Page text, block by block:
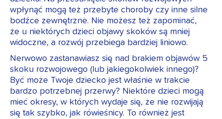
wpłynąć mogą też przebyte choroby czy inne silne
bodźce zewnętrzne. Nie możesz też zapominać,
że u niektórych dzieci objawy skoków są mniej
widoczne, a rozwój przebiega bardziej liniowo.
Nerwowo zastanawiasz się nad brakiem objawów 5
skoku rozwojowego (lub jakiegokolwiek innego)?
Być może Twoje dziecko jest właśnie w trakcie
bardzo potrzebnej przerwy? Niektóre dzieci mogą
mieć okresy, w których wydaje się, że nie rozwijają
się tak szybko, jak rówieśnicy. To również jest